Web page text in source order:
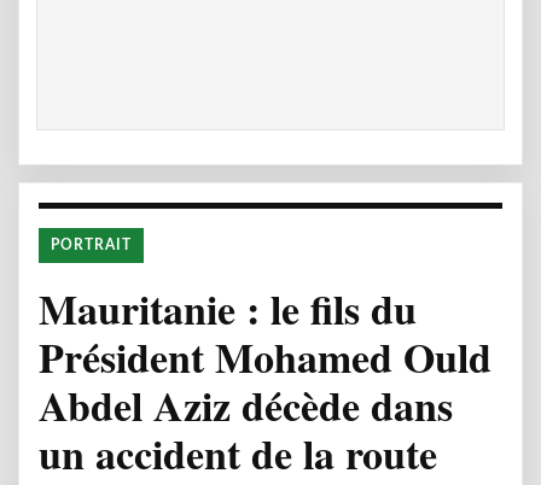
PORTRAIT
Mauritanie : le fils du
Président Mohamed Ould
Abdel Aziz décède dans
un accident de la route